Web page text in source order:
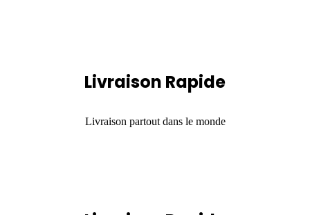
Livraison Rapide
Livraison partout dans le monde